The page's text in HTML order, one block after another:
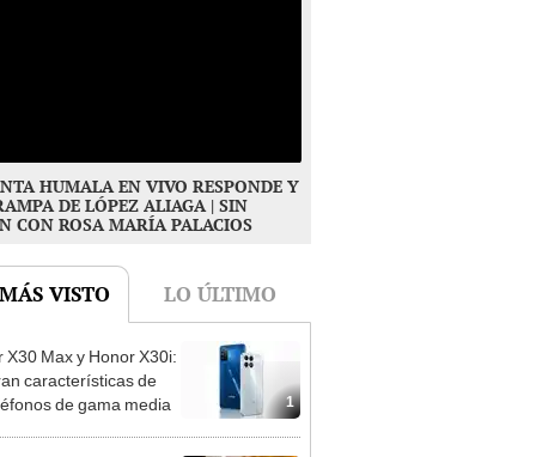
HUMALA EN VIVO RESPONDE Y
DE LÓPEZ ALIAGA | SIN
CON ROSA MARÍA PALACIOS
VISTO
X30 Max y Honor X30i:
características de
de gama media
+ V: ¿qué se puede